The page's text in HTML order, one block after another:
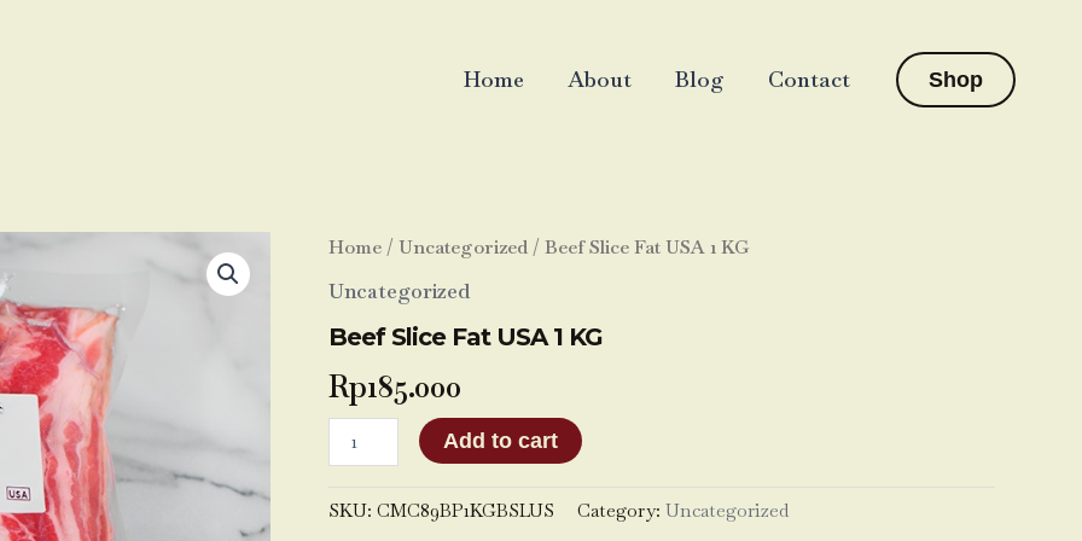
Home About Blog Contact Shop
Home / Uncategorized / Beef Slice Fat USA 1 KG
Uncategorized
Beef Slice Fat USA 1 KG
Rp185.000
Beef
Fat
quantity
Add to cart
SKU: CMC89BP1KGBSLUS Category: Uncategorized